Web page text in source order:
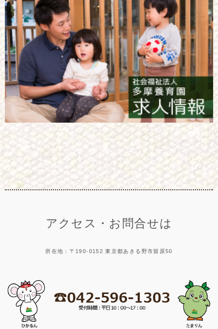
アクセス・お問合せは
所在地：〒190-0152 東京都あきる野市留原50